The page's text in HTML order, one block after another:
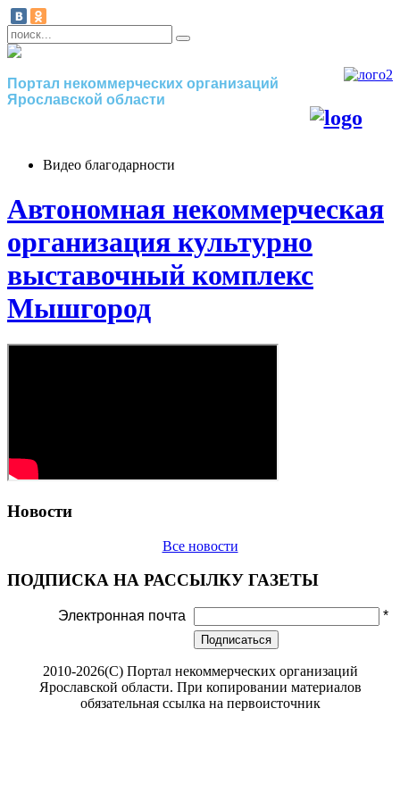
Портал некоммерческих организаций
Ярославской области
Видео благодарности
Автономная некоммерческая
организация культурно
выставочный комплекс
Мышгород
Новости
Все новости
ПОДПИСКА НА РАССЫЛКУ ГАЗЕТЫ
Электронная почта *
Подписаться
2010-2026(С) Портал некоммерческих организаций
Ярославской области. При копировании материалов
обязательная ссылка на первоисточник